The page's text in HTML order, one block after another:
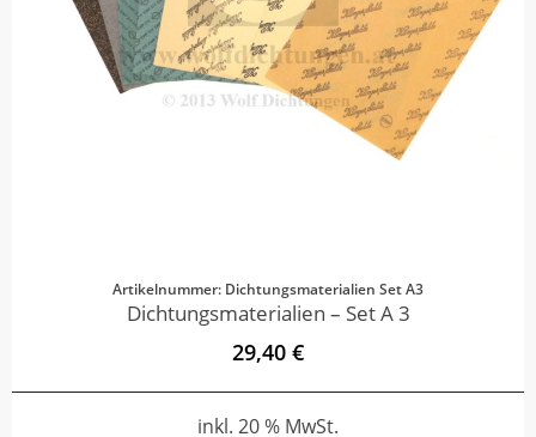
Artikelnummer: Dichtungsmaterialien Set A3
Dichtungsmaterialien – Set A 3
29,40 €
inkl. 20 % MwSt.